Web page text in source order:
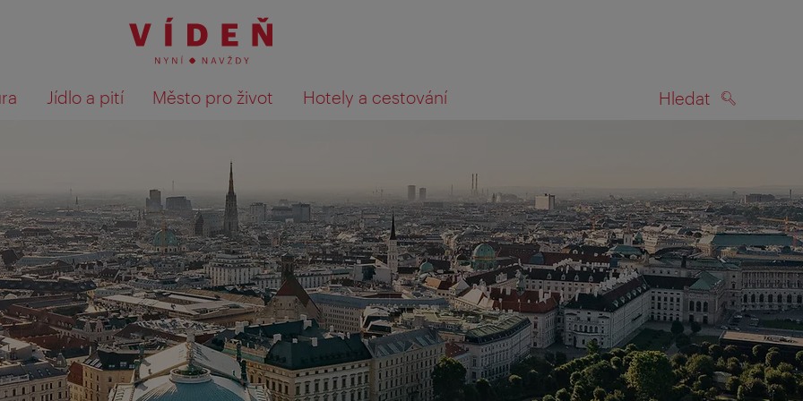
Jídlo a pití Město pro život Hotely a cestování Hledat